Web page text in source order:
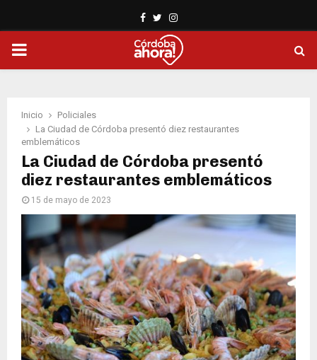
Facebook
TwitterInstagram
PRIMARY
Inicio
Policiales
La Ciudad de Córdoba presentó diez restaurantes
emblemáticos
La Ciudad de Córdoba presentó
diez restaurantes emblemáticos
15 de mayo de 2023